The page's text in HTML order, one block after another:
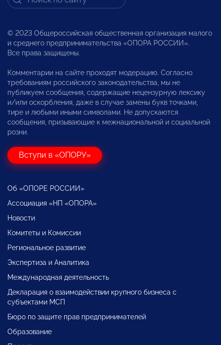
© 2023 Общероссийская общественная организация малого
и среднего предпринимательства «ОПОРА РОССИИ».
Все права защищены.
Комментарии на сайте проходят модерацию. Согласно
требованиям российского законодательства, мы не
публикуем сообщения, содержащие нецензурную лексику
и/или оскорбления, даже в случае замены букв точками,
тире и любыми иными символами. Не допускаются
сообщения, призывающие к межнациональной и социальной
розни.
Вступи в «ОПОРУ»
Об «ОПОРЕ РОССИИ»
Ассоциация «НП «ОПОРА»
Новости
Комитеты и Комиссии
Региональное развитие
Экспертиза и Аналитика
Международная деятельность
Декларация о взаимодействии крупного бизнеса с
субъектами МСП
Бюро по защите прав предпринимателей
Образование